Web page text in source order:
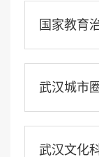
国家教育
武汉城市
武汉文化